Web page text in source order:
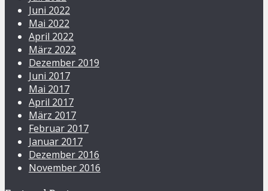
Juni 2022
Mai 2022
April 2022
März 2022
Dezember 2019
Juni 2017
Mai 2017
April 2017
März 2017
Februar 2017
Januar 2017
Dezember 2016
November 2016